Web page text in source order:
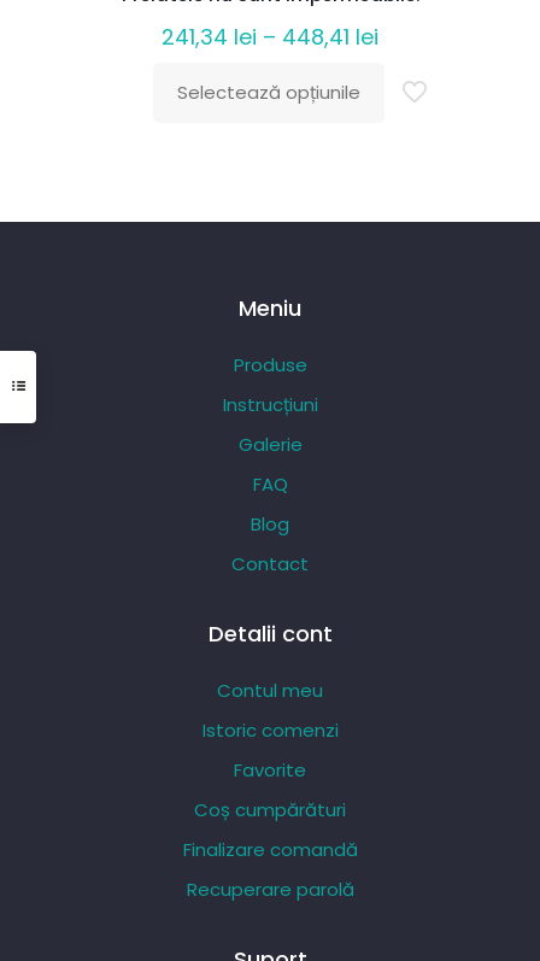
241,34 lei – 448,41 lei
prețuri:
Selectează opțiunile
Acest
Meniu
Produse
Instrucțiuni
Galerie
FAQ
Blog
Contact
Detalii cont
Contul meu
Istoric comenzi
Favorite
Coș cumpărături
Finalizare comandă
Recuperare parolă